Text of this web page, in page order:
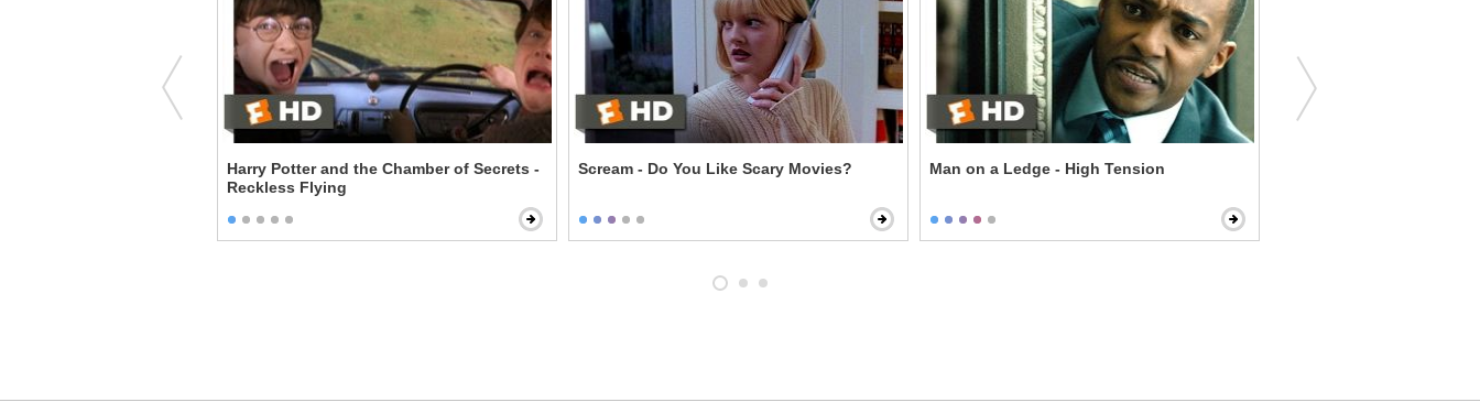
Harry Potter and the Chamber of Secrets -
Reckless Flying
Scream - Do You Like Scary Movies? Man on a Ledge - High Tension